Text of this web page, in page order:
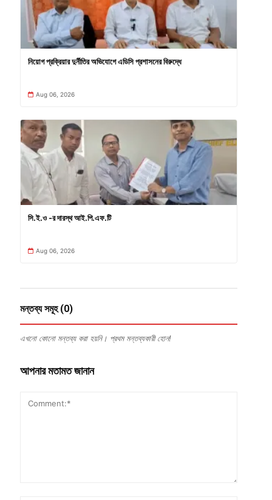
নিয়োগ প্রক্রিয়ার দুর্নীতির অভিযোগে এডিসি প্রশাসনের বিরুদ্ধে
Aug 06, 2026
সি.ই.ও -র দারস্থ আই.পি.এফ.টি
Aug 06, 2026
মন্তব্য সমূহ (0)
এখনো কোনো মন্তব্য করা হয়নি। প্রথম মন্তব্যকারী হোন!
আপনার মতামত জানান